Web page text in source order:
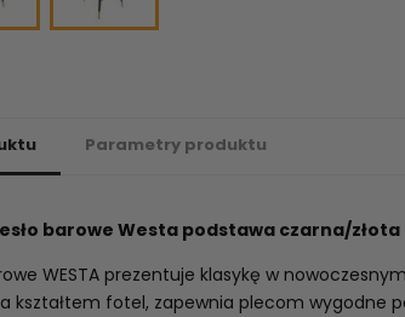
Parametry produktu
barowe Westa podstawa czarna/
WESTA prezentuje klasykę w
kształtem fotel, zapewnia plecom wygodne